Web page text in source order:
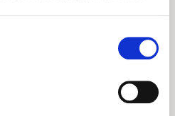
Toulouse
vous trouverez un repaire bio
heures perdues, se transforme